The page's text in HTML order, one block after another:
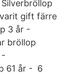
gift färre
3 år -
bröllop
-
61 år - 6